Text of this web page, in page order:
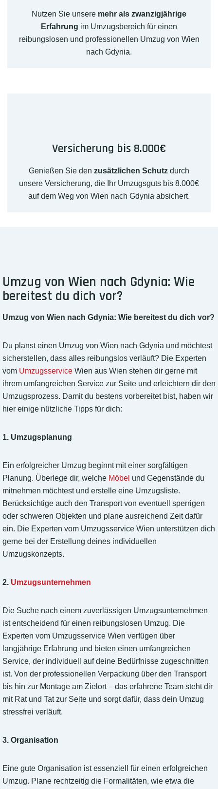
Nutzen Sie unsere mehr als zwanzigjährige
Erfahrung im Umzugsbereich für einen
reibungslosen und professionellen Umzug von Wien
nach Gdynia.
Versicherung bis 8.000€
Genießen Sie den zusätzlichen Schutz durch
unsere Versicherung, die Ihr Umzugsguts bis 8.000€
auf dem Weg von Wien nach Gdynia absichert.
Umzug von Wien nach Gdynia: Wie
bereitest du dich vor?
Umzug von Wien nach Gdynia: Wie bereitest du dich vor?
Du planst einen Umzug von Wien nach Gdynia und möchtest
sicherstellen, dass alles reibungslos verläuft? Die Experten
vom Umzugsservice Wien aus Wien stehen dir gerne mit
ihrem umfangreichen Service zur Seite und erleichtern dir den
Umzugsprozess. Damit du bestens vorbereitet bist, haben wir
hier einige nützliche Tipps für dich:
1. Umzugsplanung
Ein erfolgreicher Umzug beginnt mit einer sorgfältigen
Planung. Überlege dir, welche Möbel und Gegenstände du
mitnehmen möchtest und erstelle eine Umzugsliste.
Berücksichtige auch den Transport von eventuell sperrigen
oder schweren Objekten und plane ausreichend Zeit dafür
ein. Die Experten vom Umzugsservice Wien unterstützen dich
gerne bei der Erstellung deines individuellen
Umzugskonzepts.
2. Umzugsunternehmen
Die Suche nach einem zuverlässigen Umzugsunternehmen
ist entscheidend für einen reibungslosen Umzug. Die
Experten vom Umzugsservice Wien verfügen über
langjährige Erfahrung und bieten einen umfangreichen
Service, der individuell auf deine Bedürfnisse zugeschnitten
ist. Von der professionellen Verpackung über den Transport
bis hin zur Montage am Zielort – das erfahrene Team steht dir
mit Rat und Tat zur Seite und sorgt dafür, dass dein Umzug
stressfrei verläuft.
3. Organisation
Eine gute Organisation ist essenziell für einen erfolgreichen
Umzug. Plane rechtzeitig die Formalitäten, wie etwa die